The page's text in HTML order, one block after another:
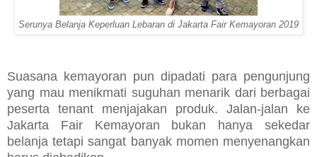
Serunya Belanja Keperluan Lebaran di Jakarta Fair Kemayoran 2019
Suasana kemayoran pun dipadati para pengunjung
yang mau menikmati suguhan menarik dari berbagai
peserta tenant menjajakan produk. Jalan-jalan ke
Jakarta Fair Kemayoran bukan hanya sekedar
belanja tetapi sangat banyak momen menyenangkan